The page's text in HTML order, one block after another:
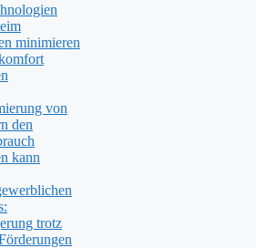
minimieren
von
den
kann
trotz